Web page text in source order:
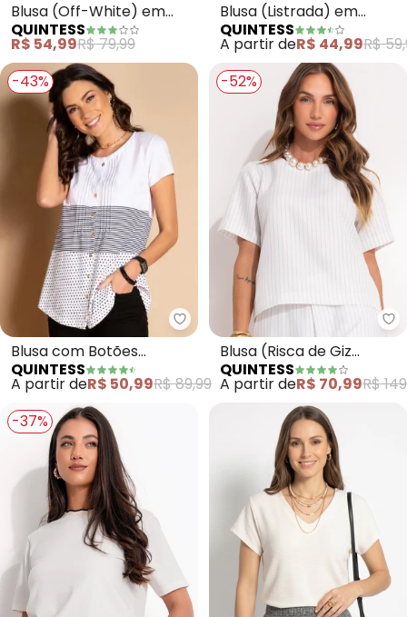
Blusa (Off-White) em
Malha de Algodão
QUINTESS
R$ 54,99R$ 79,99
Blusa (Listrada) em
Malha Canelada
QUINTESS
A partir deR$ 44,99R$
-43%
Quintess - Blusa com Botões
Blusa com Botões
Frontais (Listras e
Branco)
QUINTESS
A partir deR$ 50,99R$ 89,99
-52%
Blusa (Risca de Giz
Branco) em Alfaiataria
QUINTESS
A partir deR$ 70,99R$
-37%